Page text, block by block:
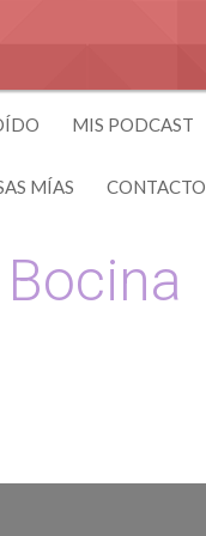
MIS PODCAST
MÍAS CONTACTO